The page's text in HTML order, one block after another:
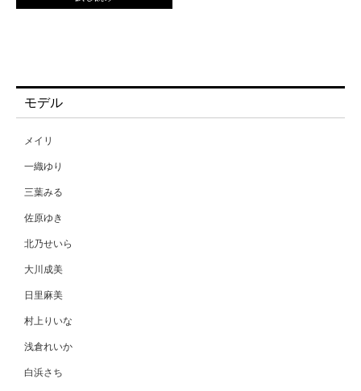
モデル
メイリ
一織ゆり
三葉みる
佐原ゆき
北乃せいら
大川成美
日里麻美
村上りいな
浅倉れいか
白浜さち